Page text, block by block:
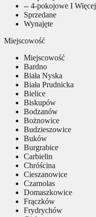
-- 4-pokojowe I Więcej
Sprzedane
Wynajęte
Miejscowość
Miejscowość
Bardno
Biała Nyska
Biała Prudnicka
Bielice
Biskupów
Bodzanów
Bożnowice
Budzieszowice
Buków
Burgrabice
Carbielin
Chróścina
Cieszanowice
Czarnolas
Domaszkowice
Frączków
Frydrychów